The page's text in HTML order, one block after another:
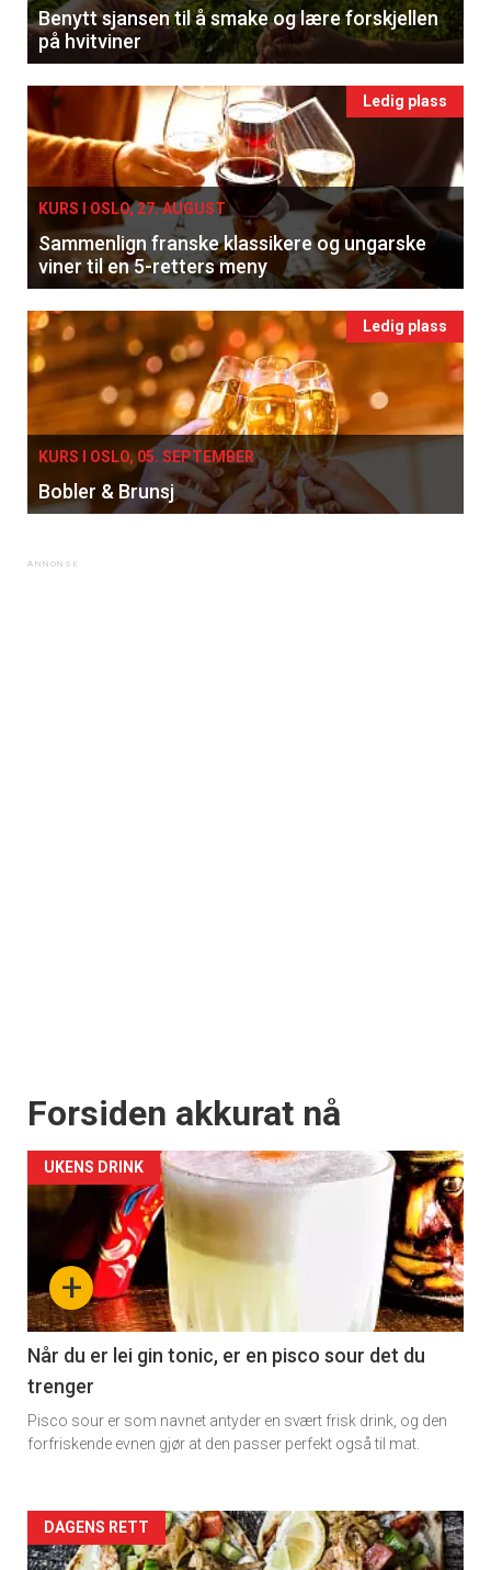
Benytt sjansen til å smake og lære forskjellen
på hvitviner
Ledig plass
KURS I OSLO, 27. AUGUST
Sammenlign franske klassikere og ungarske
viner til en 5-retters meny
Ledig plass
KURS I OSLO, 05. SEPTEMBER
Bobler & Brunsj
Forsiden akkurat nå
+
UKENS DRINK
Når du er lei gin tonic, er en pisco sour det du
trenger
Pisco sour er som navnet antyder en svært frisk drink, og den
forfriskende evnen gjør at den passer perfekt også til mat.
Forsiden
DAGENS RETT